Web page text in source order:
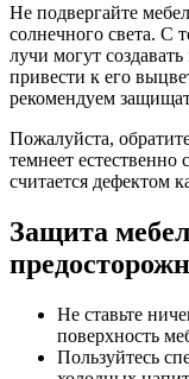
Не подвергайте
солнечного света. С
лучи могут
привести к его
рекомендуем
Пожалуйста,
темнеет естественно
считается дефектом
Защита
Не ставьте
поверхность
Пользуйтесь